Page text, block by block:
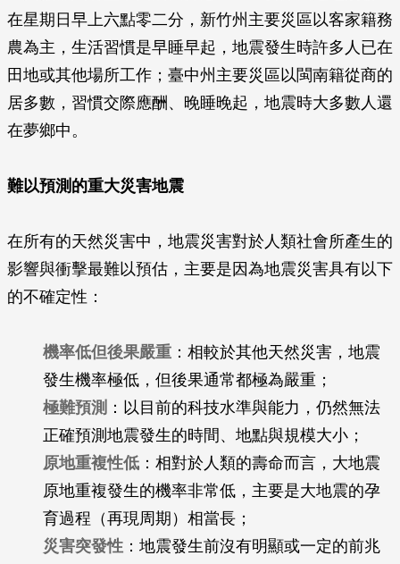
在星期日早上六點零二分，新竹州主要災區以客家籍務
農為主，生活習慣是早睡早起，地震發生時許多人已在
田地或其他場所工作；臺中州主要災區以閩南籍從商的
居多數，習慣交際應酬、晚睡晚起，地震時大多數人還
在夢鄉中。
難以預測的重大災害地震
在所有的天然災害中，地震災害對於人類社會所產生的
影響與衝擊最難以預估，主要是因為地震災害具有以下
的不確定性：
機率低但後果嚴重 ：相較於其他天然災害，地震
發生機率極低，但後果通常都極為嚴重；
極難預測 ：以目前的科技水準與能力，仍然無法
正確預測地震發生的時間、地點與規模大小；
原地重複性低 ：相對於人類的壽命而言，大地震
原地重複發生的機率非常低，主要是大地震的孕
育過程（再現周期）相當長；
災害突發性 ：地震發生前沒有明顯或一定的前兆